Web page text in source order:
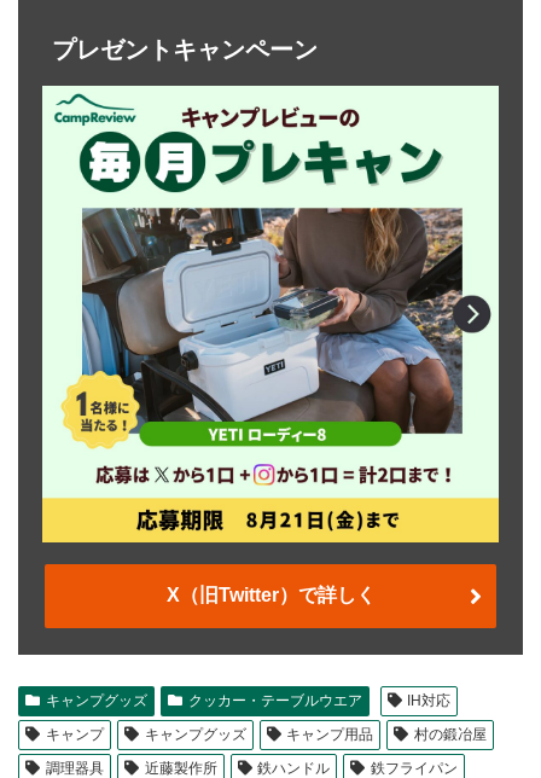
プレゼントキャンペーン
X（旧Twitter）で詳しく
キャンプグッズ クッカー・テーブルウエア
IH対応
キャンプ
キャンプグッズ キャンプ用品
村の鍛冶屋
調理器具
近藤製作所 鉄ハンドル
鉄フライパン